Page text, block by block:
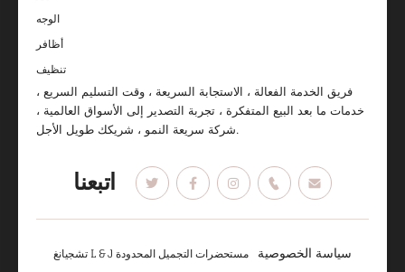
الوجه
أظافر
تنظيف
فريق الخدمة الفعالة ، الاستجابة السريعة ، وقت التسليم السريع ،
خدمات ما بعد البيع المتفكرة ، تجربة التصدير إلى الأسواق العالمية ،
شركة سريعة النمو ، شريكك طويل الأجل.
اتبعنا
تشجيانغ L & J مستحضرات التجميل المحدودة سياسة الخصوصية